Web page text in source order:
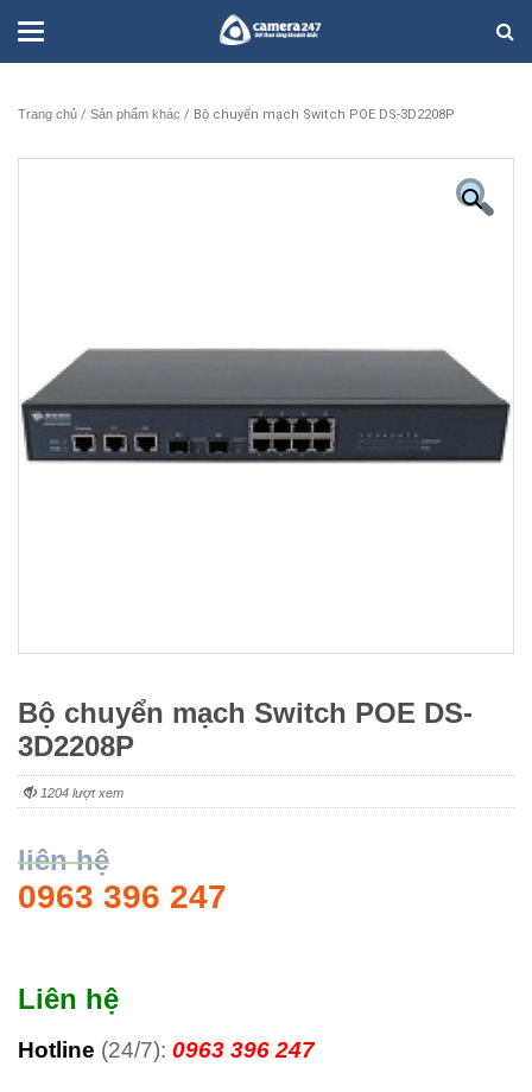
Trang chủ / Sản phẩm khác / Bộ chuyển mạch Switch POE DS-3D2208P
Bộ chuyển mạch Switch POE DS-
3D2208P
1204 lượt xem
liên hệ
0963 396 247
Liên hệ
Hotline (24/7): 0963 396 247